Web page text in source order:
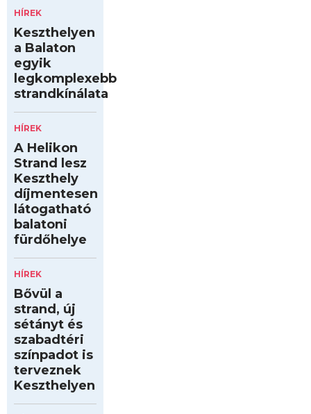
HÍREK
Keszthelyen
a Balaton
egyik
legkomplexebb
strandkínálata
HÍREK
A Helikon
Strand lesz
Keszthely
díjmentesen
látogatható
balatoni
fürdőhelye
HÍREK
Bővül a
strand, új
sétányt és
szabadtéri
színpadot is
terveznek
Keszthelyen